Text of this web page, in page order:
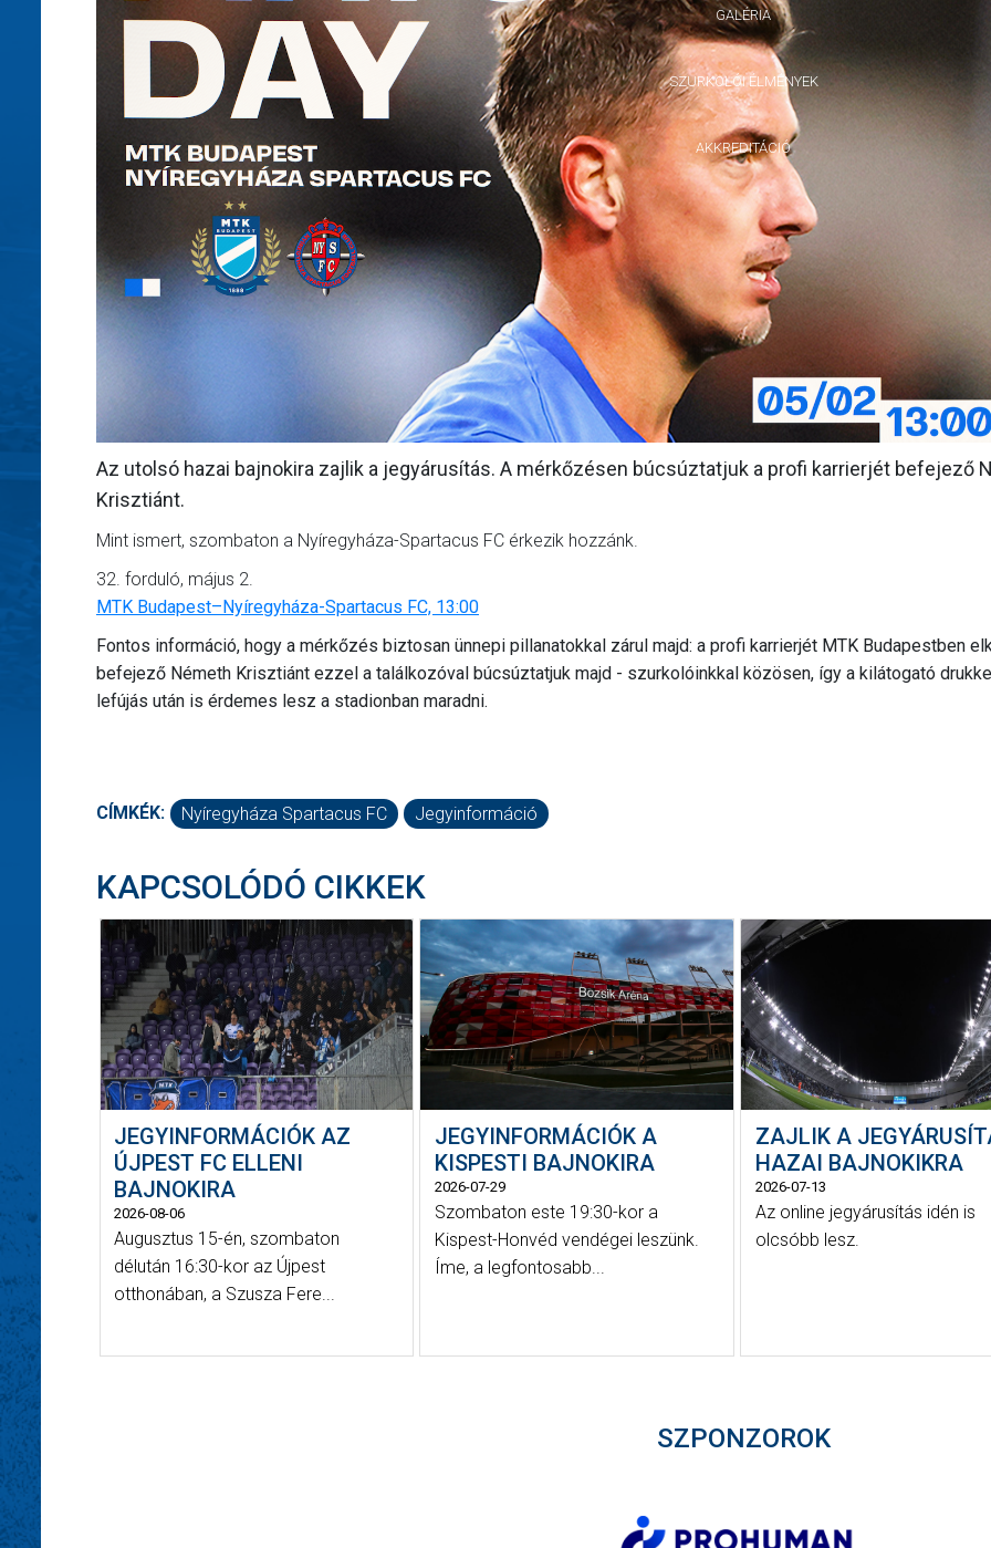
GALÉRIA
SZURKOLÓI ÉLMÉNYEK
AKKREDITÁCIÓ
Az utolsó hazai bajnokira zajlik a jegyárusítás. A mérkőzésen búcsúztatjuk a profi karrierjét befejező
Krisztiánt.
Mint ismert, szombaton a Nyíregyháza-Spartacus FC érkezik hozzánk.
32. forduló, május 2.
MTK Budapest–Nyíregyháza-Spartacus FC, 13:00
Fontos információ, hogy a mérkőzés biztosan ünnepi pillanatokkal zárul majd: a profi karrierjét MTK Budapestben
befejező Németh Krisztiánt ezzel a találkozóval búcsúztatjuk majd - szurkolóinkkal közösen, így a kilátogató
lefújás után is érdemes lesz a stadionban maradni.
CÍMKÉK: Nyíregyháza Spartacus FC Jegyinformáció
KAPCSOLÓDÓ CIKKEK
JEGYINFORMÁCIÓK AZ
ÚJPEST FC ELLENI
BAJNOKIRA
2026-08-06
Augusztus 15-én, szombaton
délután 16:30-kor az Újpest
otthonában, a Szusza Fere...
JEGYINFORMÁCIÓK A
KISPESTI BAJNOKIRA
2026-07-29
Szombaton este 19:30-kor a
Kispest-Honvéd vendégei leszünk.
Íme, a legfontosabb...
ZAJLIK A
HAZAI BAJNOKIKRA
2026-07-13
Az online jegyárusítás idén is
olcsóbb lesz.
SZPONZOROK